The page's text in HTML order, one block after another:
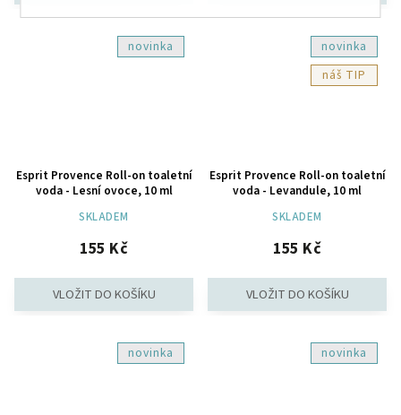
novinka
Esprit Provence Roll-on toaletní
voda - Lesní ovoce, 10 ml
SKLADEM
155 Kč
novinka
TIP
Esprit Provence Roll-on toaletní
voda - Levandule, 10 ml
SKLADEM
155 Kč
novinka novinka